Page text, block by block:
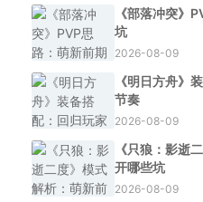
《部落冲突》
坑
2026-08-09
《明日方舟》
节奏
2026-08-09
《只狼：影逝
开哪些坑
2026-08-09